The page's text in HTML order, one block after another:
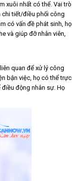
xuôi nhất có thể. Vai trò
chi tiết/điều phối công
có vấn đề phát sinh, họ
và giúp đỡ nhân viên,
quan để xử lý công
bận việc, họ có thể trực
động nhân sự. Họ